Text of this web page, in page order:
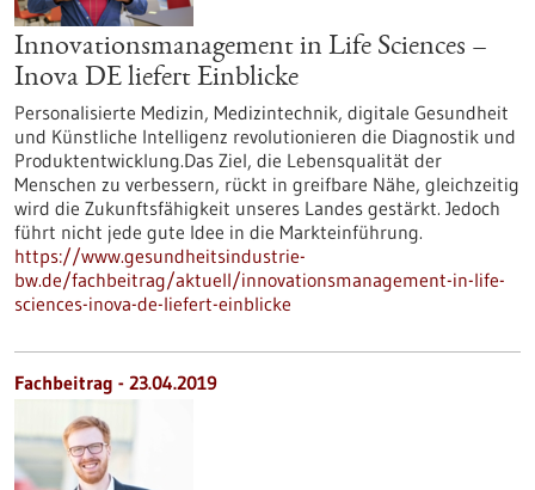
Innovationsmanagement in Life Sciences –
Inova DE liefert Einblicke
Personalisierte Medizin, Medizintechnik, digitale Gesundheit
und Künstliche Intelligenz revolutionieren die Diagnostik und
Produktentwicklung.Das Ziel, die Lebensqualität der
Menschen zu verbessern, rückt in greifbare Nähe, gleichzeitig
wird die Zukunftsfähigkeit unseres Landes gestärkt. Jedoch
führt nicht jede gute Idee in die Markteinführung.
https://www.gesundheitsindustrie-
bw.de/fachbeitrag/aktuell/innovationsmanagement-in-life-
sciences-inova-de-liefert-einblicke
Fachbeitrag - 23.04.2019